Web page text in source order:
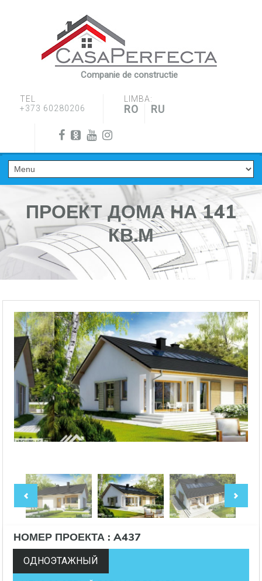
Companie de constructie
TEL
+373 60280206
LIMBA:
RO RU
ПРОЕКТ ДОМА НА 141
КВ.М
НОМЕР ПРОЕКТА : A437
ОДНОЭТАЖНЫЙ